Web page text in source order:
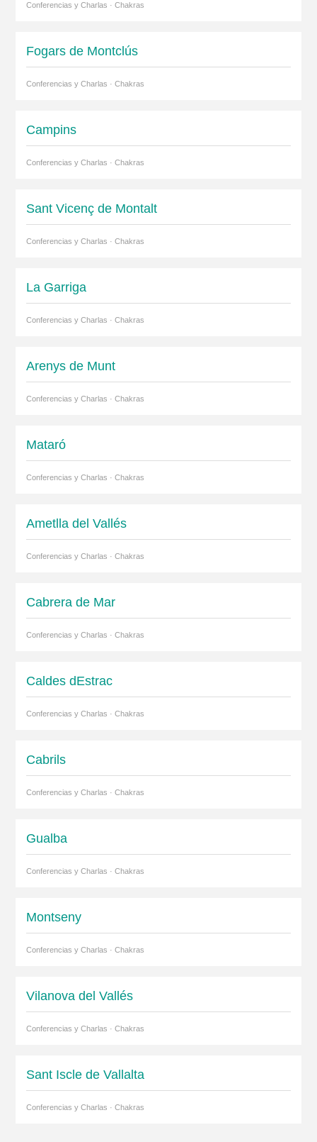
Conferencias y Charlas · Chakras
Fogars de Montclús
Conferencias y Charlas · Chakras
Campins
Conferencias y Charlas · Chakras
Sant Vicenç de Montalt
Conferencias y Charlas · Chakras
La Garriga
Conferencias y Charlas · Chakras
Arenys de Munt
Conferencias y Charlas · Chakras
Mataró
Conferencias y Charlas · Chakras
Ametlla del Vallés
Conferencias y Charlas · Chakras
Cabrera de Mar
Conferencias y Charlas · Chakras
Caldes dEstrac
Conferencias y Charlas · Chakras
Cabrils
Conferencias y Charlas · Chakras
Gualba
Conferencias y Charlas · Chakras
Montseny
Conferencias y Charlas · Chakras
Vilanova del Vallés
Conferencias y Charlas · Chakras
Sant Iscle de Vallalta
Conferencias y Charlas · Chakras